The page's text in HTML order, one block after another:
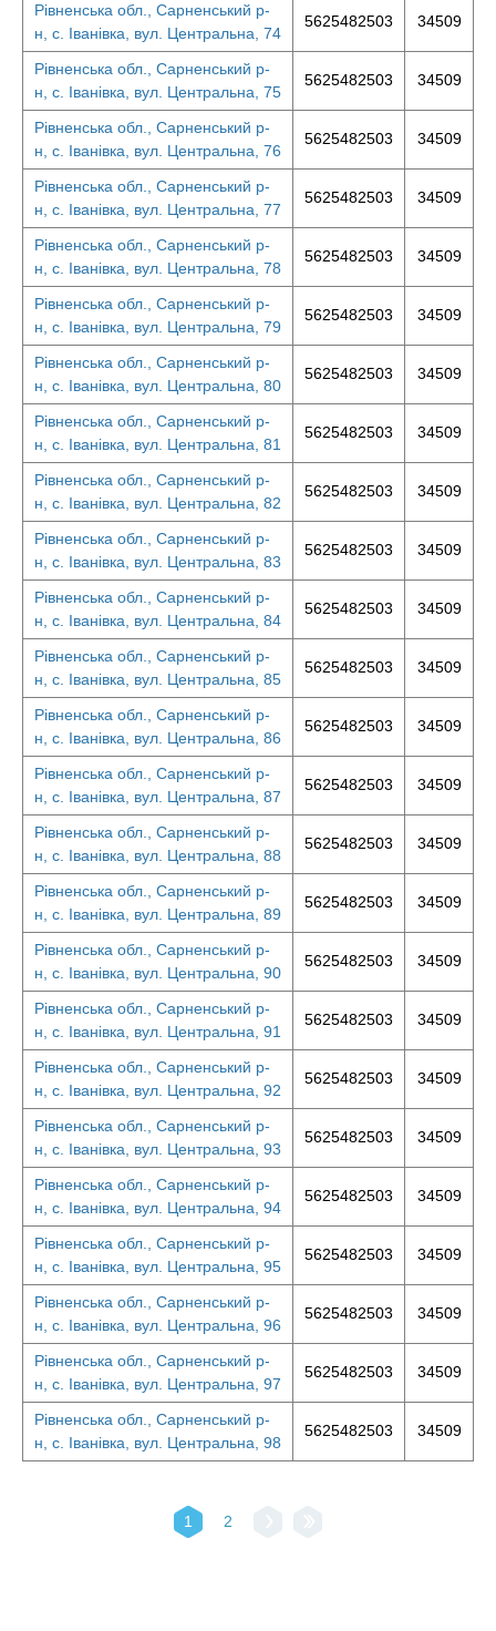
Рівненська обл., Сарненський р-
н, с. Іванівка, вул. Центральна, 74
5625482503 34509
Рівненська обл., Сарненський р-
н, с. Іванівка, вул. Центральна, 75
5625482503 34509
Рівненська обл., Сарненський р-
н, с. Іванівка, вул. Центральна, 76
5625482503 34509
Рівненська обл., Сарненський р-
н, с. Іванівка, вул. Центральна, 77
5625482503 34509
Рівненська обл., Сарненський р-
н, с. Іванівка, вул. Центральна, 78
5625482503 34509
Рівненська обл., Сарненський р-
н, с. Іванівка, вул. Центральна, 79
5625482503 34509
Рівненська обл., Сарненський р-
н, с. Іванівка, вул. Центральна, 80
5625482503 34509
Рівненська обл., Сарненський р-
н, с. Іванівка, вул. Центральна, 81
5625482503 34509
Рівненська обл., Сарненський р-
н, с. Іванівка, вул. Центральна, 82
5625482503 34509
Рівненська обл., Сарненський р-
н, с. Іванівка, вул. Центральна, 83
5625482503 34509
Рівненська обл., Сарненський р-
н, с. Іванівка, вул. Центральна, 84
5625482503 34509
Рівненська обл., Сарненський р-
н, с. Іванівка, вул. Центральна, 85
5625482503 34509
Рівненська обл., Сарненський р-
н, с. Іванівка, вул. Центральна, 86
5625482503 34509
Рівненська обл., Сарненський р-
н, с. Іванівка, вул. Центральна, 87
5625482503 34509
Рівненська обл., Сарненський р-
н, с. Іванівка, вул. Центральна, 88
5625482503 34509
Рівненська обл., Сарненський р-
н, с. Іванівка, вул. Центральна, 89
5625482503 34509
Рівненська обл., Сарненський р-
н, с. Іванівка, вул. Центральна, 90
5625482503 34509
Рівненська обл., Сарненський р-
н, с. Іванівка, вул. Центральна, 91
5625482503 34509
Рівненська обл., Сарненський р-
н, с. Іванівка, вул. Центральна, 92
5625482503 34509
Рівненська обл., Сарненський р-
н, с. Іванівка, вул. Центральна, 93
5625482503 34509
Рівненська обл., Сарненський р-
н, с. Іванівка, вул. Центральна, 94
5625482503 34509
Рівненська обл., Сарненський р-
н, с. Іванівка, вул. Центральна, 95
5625482503 34509
Рівненська обл., Сарненський р-
н, с. Іванівка, вул. Центральна, 96
5625482503 34509
Рівненська обл., Сарненський р-
н, с. Іванівка, вул. Центральна, 97
5625482503 34509
Рівненська обл., Сарненський р-
н, с. Іванівка, вул. Центральна, 98
5625482503 34509
1 2